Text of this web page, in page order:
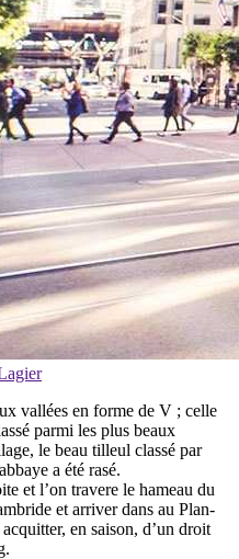
vallées en forme de V ; celle
parmi les plus beaux
le beau tilleul classé par
a été rasé.
et l’on travere le hameau du
et arriver dans au Plan-
en saison, d’un droit